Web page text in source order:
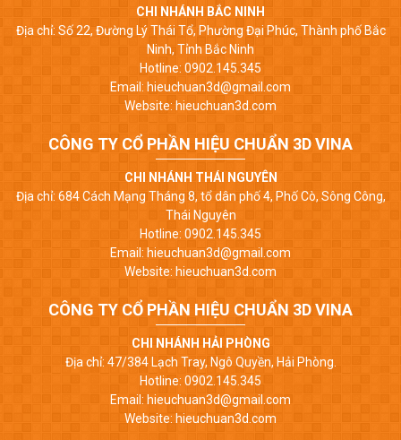
CHI NHÁNH BẮC NINH
Địa chỉ: Số 22, Đường Lý Thái Tổ, Phường Đại Phúc, Thành phố Bắc
Ninh, Tỉnh Bắc Ninh
Hotline: 0902.145.345
Email: hieuchuan3d@gmail.com
Website: hieuchuan3d.com
CÔNG TY CỔ PHẦN HIỆU CHUẨN 3D VINA
CHI NHÁNH THÁI NGUYÊN
Địa chỉ: 684 Cách Mạng Tháng 8, tổ dân phố 4, Phố Cò, Sông Công,
Thái Nguyên
Hotline: 0902.145.345
Email: hieuchuan3d@gmail.com
Website: hieuchuan3d.com
CÔNG TY CỔ PHẦN HIỆU CHUẨN 3D VINA
CHI NHÁNH HẢI PHÒNG
Địa chỉ: 47/384 Lạch Tray, Ngô Quyền, Hải Phòng.
Hotline: 0902.145.345
Email: hieuchuan3d@gmail.com
Website: hieuchuan3d.com